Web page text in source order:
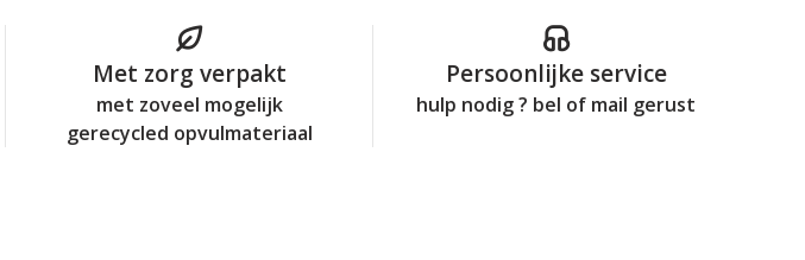
Met zorg verpakt
met zoveel mogelijk
gerecycled opvulmateriaal
Persoonlijke service
hulp nodig ? bel of mail gerust